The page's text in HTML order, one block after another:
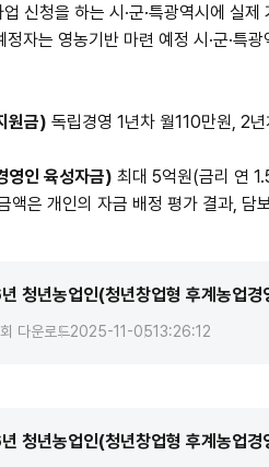
업 신청을 하는 시·군·특광역시 에 실제
자는 영농기반 마련 예정 시·군·특광
원금) 독립경영 1년차 월110만원, 2
영인 육성자금) 최대 5억원(금리 연
액은 개인의 자금 배정 평가 결과, 담
청년농업인(청년창업형 후계농업
다운로드2025-11-0513:26:12
청년농업인(청년창업형 후계농업